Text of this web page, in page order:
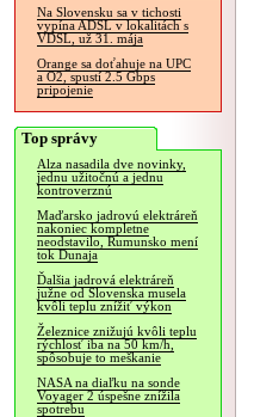
Na Slovensku sa v tichosti
vypína ADSL v lokalitách s
VDSL, už 31. mája
Orange sa doťahuje na UPC
a O2, spustí 2.5 Gbps
pripojenie
Top správy
Alza nasadila dve novinky,
jednu užitočnú a jednu
kontroverznú
Maďarsko jadrovú elektráreň
nakoniec kompletne
neodstavilo, Rumunsko mení
tok Dunaja
Ďalšia jadrová elektráreň
južne od Slovenska musela
kvôli teplu znížiť výkon
Železnice znižujú kvôli teplu
rýchlosť iba na 50 km/h,
spôsobuje to meškanie
NASA na diaľku na sonde
Voyager 2 úspešne znížila
spotrebu